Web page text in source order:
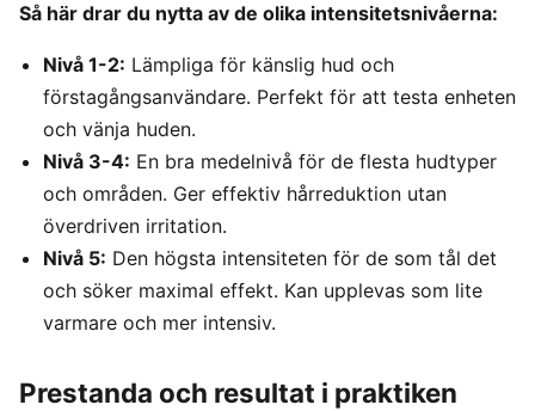
Så här drar du nytta av de olika intensitetsnivåerna:
Nivå 1-2: Lämpliga för känslig hud och
förstagångsanvändare. Perfekt för att testa enheten
och vänja huden.
Nivå 3-4: En bra medelnivå för de flesta hudtyper
och områden. Ger effektiv hårreduktion utan
överdriven irritation.
Nivå 5: Den högsta intensiteten för de som tål det
och söker maximal effekt. Kan upplevas som lite
varmare och mer intensiv.
Prestanda och resultat i praktiken